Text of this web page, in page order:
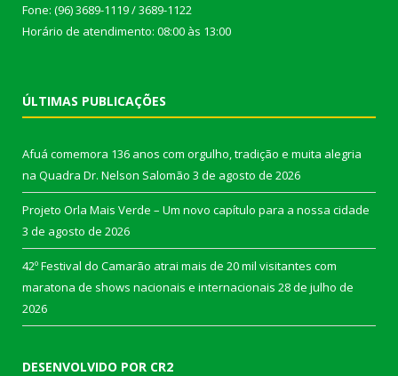
Fone: (96) 3689-1119 / 3689-1122
Horário de atendimento: 08:00 às 13:00
ÚLTIMAS PUBLICAÇÕES
Afuá comemora 136 anos com orgulho, tradição e muita alegria
na Quadra Dr. Nelson Salomão 3 de agosto de 2026
Projeto Orla Mais Verde – Um novo capítulo para a nossa cidade
3 de agosto de 2026
42º Festival do Camarão atrai mais de 20 mil visitantes com
maratona de shows nacionais e internacionais 28 de julho de
2026
DESENVOLVIDO POR CR2